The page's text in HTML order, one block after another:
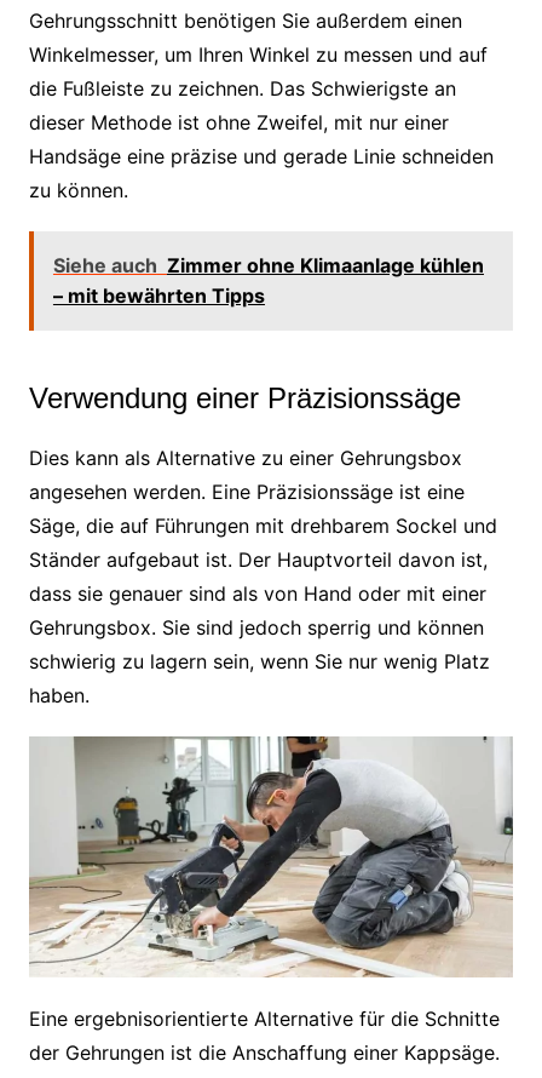
Gehrungsschnitt benötigen Sie außerdem einen
Winkelmesser, um Ihren Winkel zu messen und auf
die Fußleiste zu zeichnen. Das Schwierigste an
dieser Methode ist ohne Zweifel, mit nur einer
Handsäge eine präzise und gerade Linie schneiden
zu können.
Siehe auch Zimmer ohne Klimaanlage kühlen
– mit bewährten Tipps
Verwendung einer Präzisionssäge
Dies kann als Alternative zu einer Gehrungsbox
angesehen werden. Eine Präzisionssäge ist eine
Säge, die auf Führungen mit drehbarem Sockel und
Ständer aufgebaut ist. Der Hauptvorteil davon ist,
dass sie genauer sind als von Hand oder mit einer
Gehrungsbox. Sie sind jedoch sperrig und können
schwierig zu lagern sein, wenn Sie nur wenig Platz
haben.
Eine ergebnisorientierte Alternative für die Schnitte
der Gehrungen ist die Anschaffung einer Kappsäge.